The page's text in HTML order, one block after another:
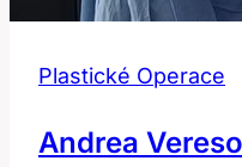
Plastické Operace
Andrea